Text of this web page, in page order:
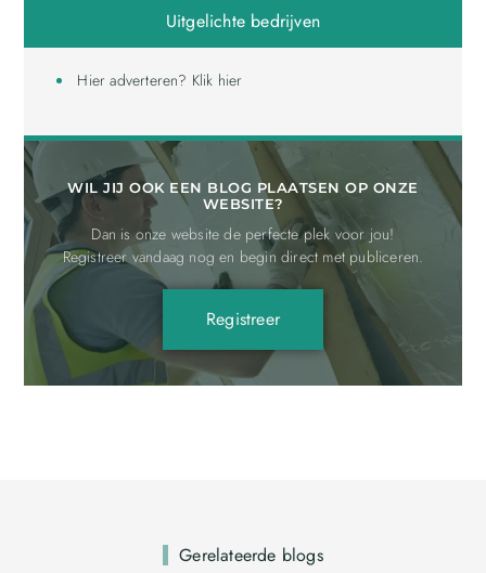
Uitgelichte bedrijven
Hier adverteren? Klik hier
WIL JIJ OOK EEN BLOG PLAATSEN OP ONZE
WEBSITE?
Dan is onze website de perfecte plek voor jou!
Registreer vandaag nog en begin direct met publiceren.
Registreer
Gerelateerde blogs